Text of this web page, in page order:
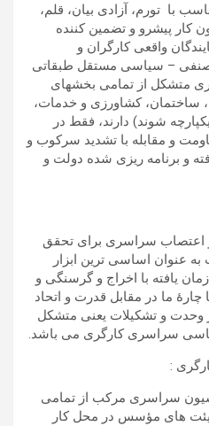
با تورم، آزادی بیان، قلم،
کار پیشرو و تضمین کننده
واقعی کارگران و
صنفی – سیاسی مستقل طبقاتی
متشکل از تمامی بخشهای
ساختمان، کشاورزی و خدمات،
شوند) دارند، فقط در
و مقابله با تشدید سرکوب و
و برنامه ریزی شده دولت و
و اعتصاب سراسری برای تحقق
عنوان اساسی ترین ابزار
یافته با اخراج و گرسنگی و
چارۀ ما در مقابل قدرت و اتحاد
و تشکیلات یعنی متشکل
سراسری کارگری می باشد.
:
سراسری مرکب از تمامی
های مؤسس در محل کار